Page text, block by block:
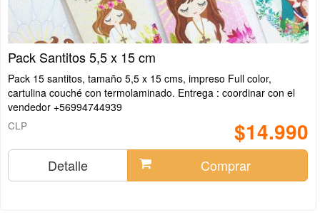
Pack Santitos 5,5 x 15 cm
Pack 15 santitos, tamaño 5,5 x 15 cms, impreso Full color,
cartulina couché con termolaminado. Entrega : coordinar con el
vendedor +56994744939
$14.990
CLP
Detalle Comprar